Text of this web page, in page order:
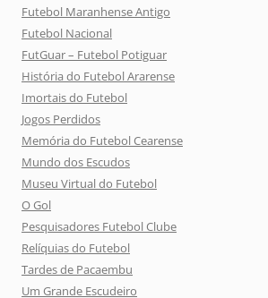
Futebol Maranhense Antigo
Futebol Nacional
FutGuar – Futebol Potiguar
História do Futebol Ararense
Imortais do Futebol
Jogos Perdidos
Memória do Futebol Cearense
Mundo dos Escudos
Museu Virtual do Futebol
O Gol
Pesquisadores Futebol Clube
Relíquias do Futebol
Tardes de Pacaembu
Um Grande Escudeiro